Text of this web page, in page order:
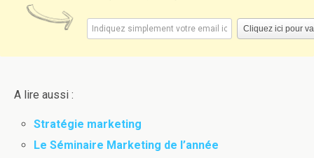
A lire aussi :
Stratégie marketing
Le Séminaire Marketing de l’année